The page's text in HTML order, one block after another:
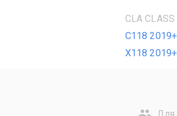
CLA CLASS
C118 2019+
X118 2019+
Для